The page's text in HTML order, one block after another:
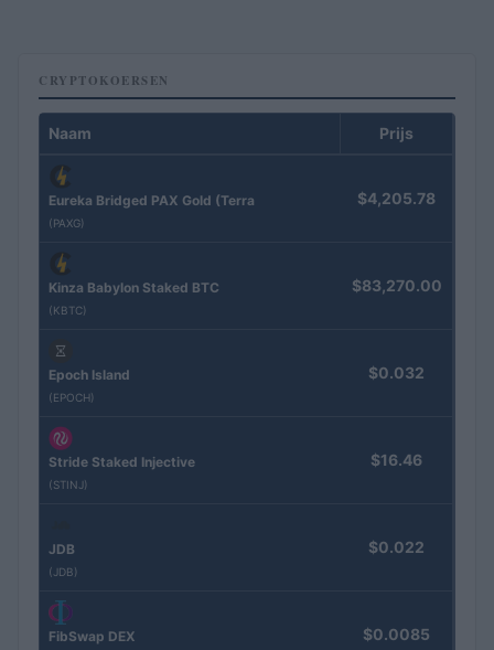
CRYPTOKOERSEN
Naam Prijs
Eureka Bridged PAX Gold (Terra
(PAXG)
$4,205.78
Kinza Babylon Staked BTC
(KBTC)
$83,270.00
Epoch Island
(EPOCH)
$0.032
Stride Staked Injective
(STINJ)
$16.46
JDB
(JDB)
$0.022
FibSwap DEX $0.0085